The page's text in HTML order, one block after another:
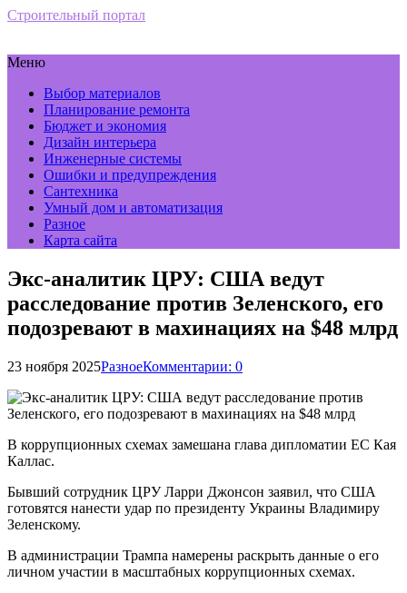
Строительный портал
Меню
Выбор материалов
Планирование ремонта
Бюджет и экономия
Дизайн интерьера
Инженерные системы
Ошибки и предупреждения
Сантехника
Умный дом и автоматизация
Разное
Карта сайта
Экс-аналитик ЦРУ: США ведут
расследование против Зеленского, его
подозревают в махинациях на $48 млрд
23 ноября 2025РазноеКомментарии: 0
В коррупционных схемах замешана глава дипломатии ЕС Кая
Каллас.
Бывший сотрудник ЦРУ Ларри Джонсон заявил, что США
готовятся нанести удар по президенту Украины Владимиру
Зеленскому.
В администрации Трампа намерены раскрыть данные о его
личном участии в масштабных коррупционных схемах.